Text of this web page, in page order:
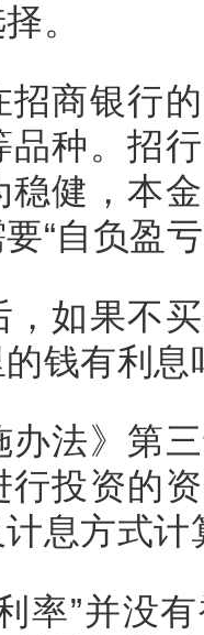
。
招商银行
品种。招
稳健，本
“自负盈
，如果不
钱有利息
办法》第
投资的
息方式计
率”并没